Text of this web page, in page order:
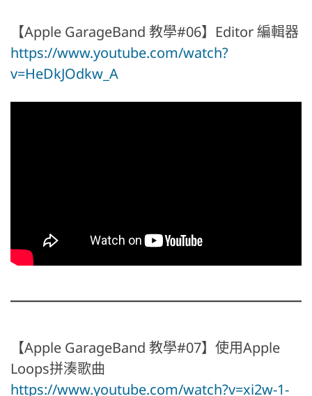
【Apple GarageBand 教學#06】Editor 編輯器
https://www.youtube.com/watch?
v=HeDkJOdkw_A
【Apple GarageBand 教學#07】使用Apple
Loops拼湊歌曲
https://www.youtube.com/watch?v=xi2w-1-